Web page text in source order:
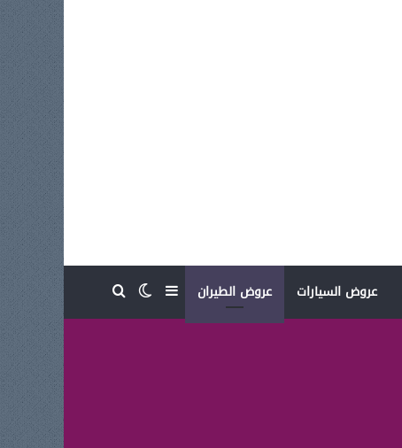
عروض السيارات عروض الطيران إضافة عمود جانبي
الوضع المظلم
بحث عن